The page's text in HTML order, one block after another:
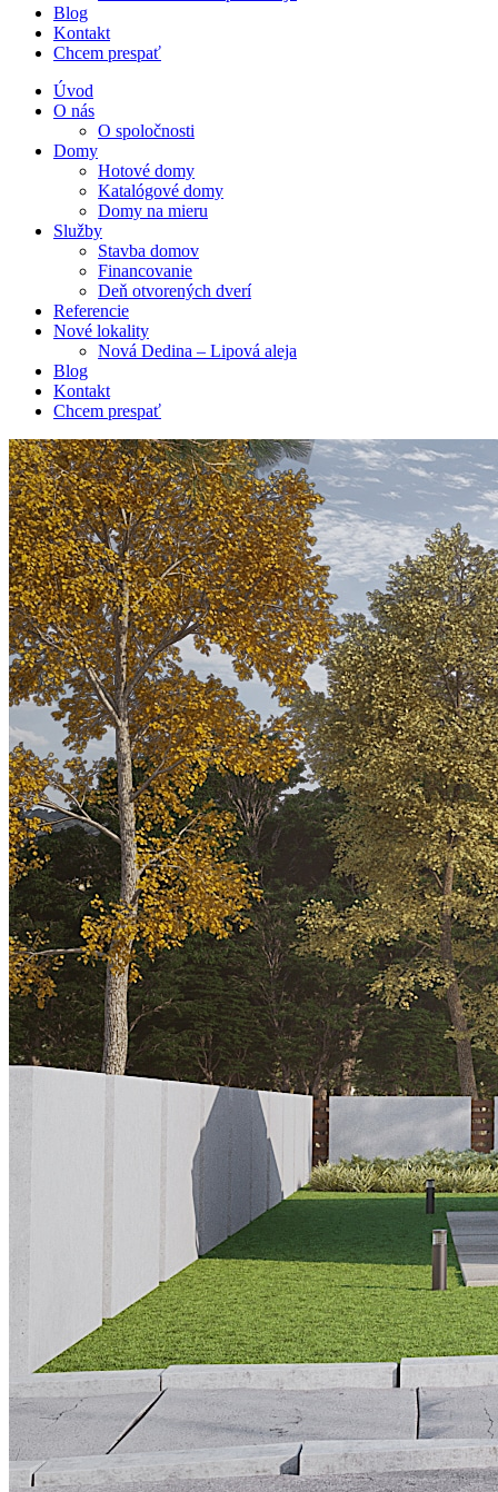
Blog
Kontakt
Chcem prespať
Úvod
O nás
O spoločnosti
Domy
Hotové domy
Katalógové domy
Domy na mieru
Služby
Stavba domov
Financovanie
Deň otvorených dverí
Referencie
Nové lokality
Nová Dedina – Lipová aleja
Blog
Kontakt
Chcem prespať